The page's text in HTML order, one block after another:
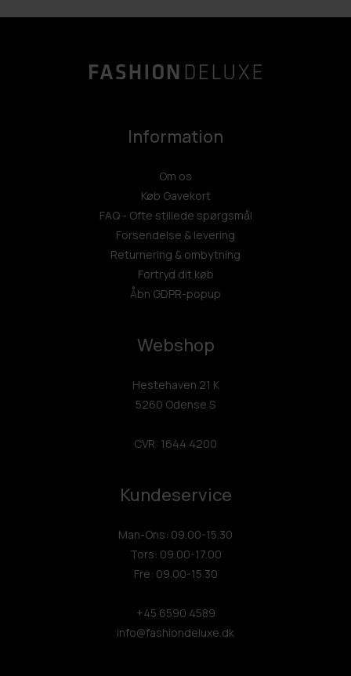
Information
Om os
Køb Gavekort
FAQ - Ofte stillede spørgsmål
Forsendelse & levering
Returnering & ombytning
Fortryd dit køb
Åbn GDPR-popup
Webshop
Hestehaven 21 K
5260 Odense S
CVR: 1644 4200
Kundeservice
Man-Ons: 09.00-15.30
Tors: 09.00-17.00
Fre: 09.00-15.30
+45 6590 4589
info@fashiondeluxe.dk